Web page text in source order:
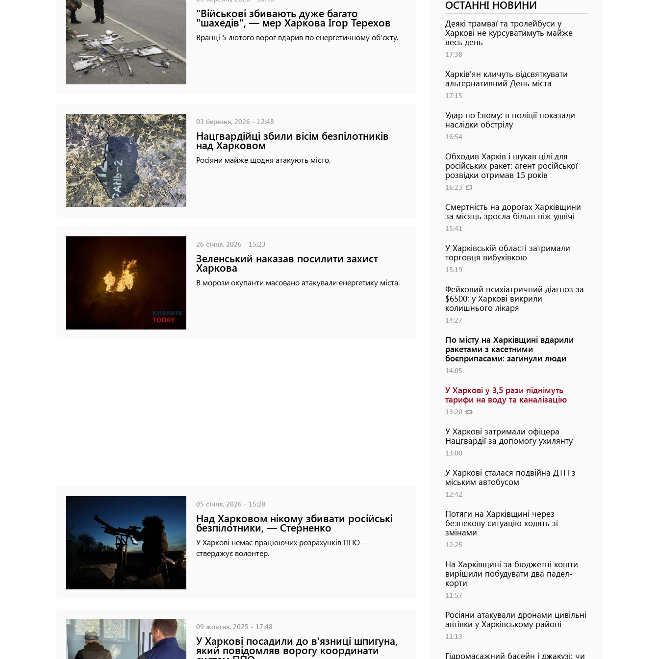
"Військові збивають дуже багато
"шахедів", — мер Харкова Ігор Терехов
Вранці 5 лютого ворог вдарив по енергетичному об'єкту.
03 березня, 2026 - 12:48
Нацгвардійці збили вісім безпілотників
над Харковом
Росіяни майже щодня атакують місто.
26 січня, 2026 - 15:23
Зеленський наказав посилити захист
Харкова
В морози окупанти масовано атакували енергетику міста.
05 січня, 2026 - 15:28
Над Харковом нікому збивати російські
безпілотники, — Стерненко
У Харкові немає працюючих розрахунків ППО —
стверджує волонтер.
09 жовтня, 2025 - 17:48
У Харкові посадили до в'язниці шпигуна,
який повідомляв ворогу координати
ОСТАННІ НОВИНИ
Деякі трамваї та тролейбуси у
Харкові не курсуватимуть майже
весь день
17:38
Харків'ян кличуть відсвяткувати
альтернативний День міста
17:15
Удар по Ізюму: в поліції показали
наслідки обстрілу
16:54
Обходив Харків і шукав цілі для
російських ракет: агент російської
розвідки отримав 15 років
16:23
Смертність на дорогах Харківщини
за місяць зросла більш ніж удвічі
15:41
У Харківській області затримали
торговця вибухівкою
15:19
Фейковий психіатричний діагноз за
$6500: у Харкові викрили
колишнього лікаря
14:27
По місту на Харківщині вдарили
ракетами з касетними
боєприпасами: загинули люди
14:05
У Харкові у 3,5 рази піднімуть
тарифи на воду та каналізацію
13:20
У Харкові затримали офіцера
Нацгвардії за допомогу ухилянту
13:00
У Харкові сталася подвійна ДТП з
міським автобусом
12:42
Потяги на Харківщині через
безпекову ситуацію ходять зі
змінами
12:25
На Харківщині за бюджетні кошти
вирішили побудувати два падел-
корти
11:57
Росіяни атакували дронами цивільні
автівки у Харківському районі
11:13
Гідромасажний басейн і джакузі: чи